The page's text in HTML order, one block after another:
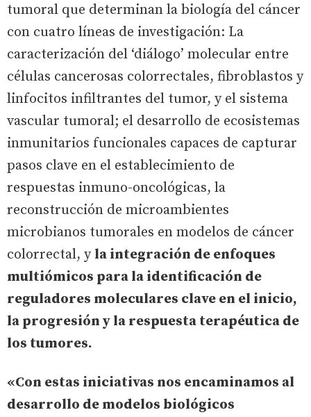
tumoral que determinan la biología del cáncer
con cuatro líneas de investigación: La
caracterización del ‘diálogo’ molecular entre
células cancerosas colorrectales, fibroblastos y
linfocitos infiltrantes del tumor, y el sistema
vascular tumoral; el desarrollo de ecosistemas
inmunitarios funcionales capaces de capturar
pasos clave en el establecimiento de
respuestas inmuno-oncológicas, la
reconstrucción de microambientes
microbianos tumorales en modelos de cáncer
colorrectal, y la integración de enfoques
multiómicos para la identificación de
reguladores moleculares clave en el inicio,
la progresión y la respuesta terapéutica de
los tumores.
«Con estas iniciativas nos encaminamos al
desarrollo de modelos biológicos